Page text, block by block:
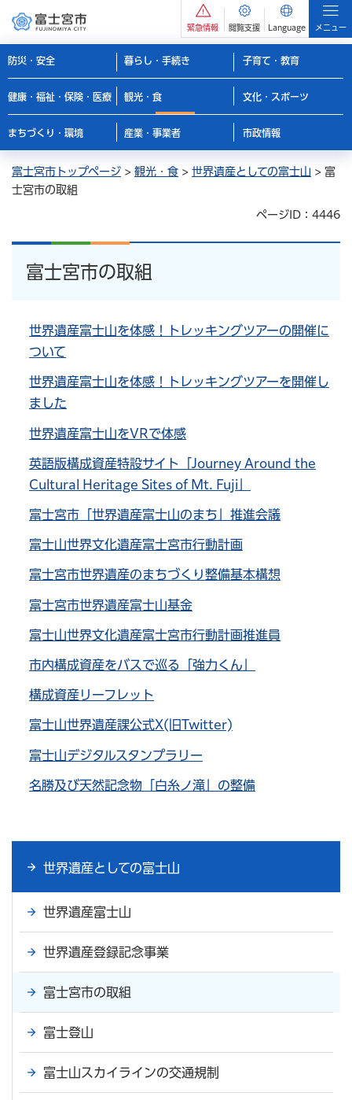
緊急情報 閲覧支援 Language メニュー
防災・安全 暮らし・手続き 子育て・教育
健康・福祉・保険・医療 観光・食 文化・スポーツ
まちづくり・環境 産業・事業者 市政情報
富士宮市トップページ > 観光・食 > 世界遺産としての富士山 > 富
士宮市の取組
ページID：4446
富士宮市の取組
世界遺産富士山を体感！トレッキングツアーの開催に
ついて
世界遺産富士山を体感！トレッキングツアーを開催し
ました
世界遺産富士山をVRで体感
英語版構成資産特設サイト「Journey Around the
Cultural Heritage Sites of Mt. Fuji」
富士宮市「世界遺産富士山のまち」推進会議
富士山世界文化遺産富士宮市行動計画
富士宮市世界遺産のまちづくり整備基本構想
富士宮市世界遺産富士山基金
富士山世界文化遺産富士宮市行動計画推進員
市内構成資産をバスで巡る「強力くん」
構成資産リーフレット
富士山世界遺産課公式X(旧Twitter)
富士山デジタルスタンプラリー
名勝及び天然記念物「白糸ノ滝」の整備
世界遺産としての富士山
世界遺産富士山
世界遺産登録記念事業
富士宮市の取組
富士登山
富士山スカイラインの交通規制